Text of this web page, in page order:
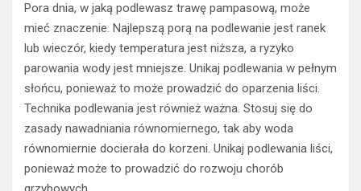
Pora dnia, w jaką podlewasz trawę pampasową, może
mieć znaczenie. Najlepszą porą na podlewanie jest ranek
lub wieczór, kiedy temperatura jest niższa, a ryzyko
parowania wody jest mniejsze. Unikaj podlewania w pełnym
słońcu, ponieważ to może prowadzić do oparzenia liści.
Technika podlewania jest również ważna. Stosuj się do
zasady nawadniania równomiernego, tak aby woda
równomiernie docierała do korzeni. Unikaj podlewania liści,
ponieważ może to prowadzić do rozwoju chorób